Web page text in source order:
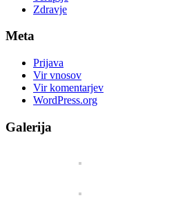
Zdravje
Meta
Prijava
Vir vnosov
Vir komentarjev
WordPress.org
Galerija